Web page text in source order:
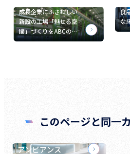
成長企業にふさわしい
新設の工場「魅せる空
間」づくりをABCの…
食
な
このページと同一
アンビアンス